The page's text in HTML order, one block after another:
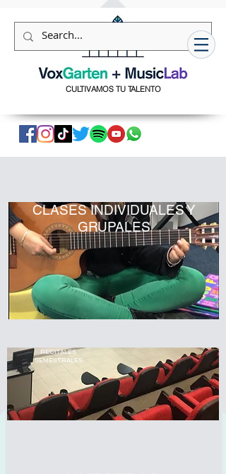
CULTIVAMOS TU TALENTO
CLASES INDIVIDUALES Y
GRUPALES
RECITALES
SEMESTRALES